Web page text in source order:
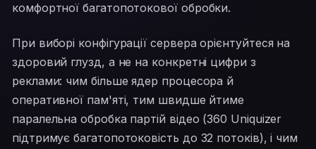
комфортної багатопотокової обробки.
При виборі конфігурації сервера орієнтуйтеся на
здоровий глузд, а не на конкретні цифри з
реклами: чим більше ядер процесора й
оперативної пам'яті, тим швидше йтиме
паралельна обробка партій відео (360 Uniquizer
підтримує багатопотоковість до 32 потоків), і чим